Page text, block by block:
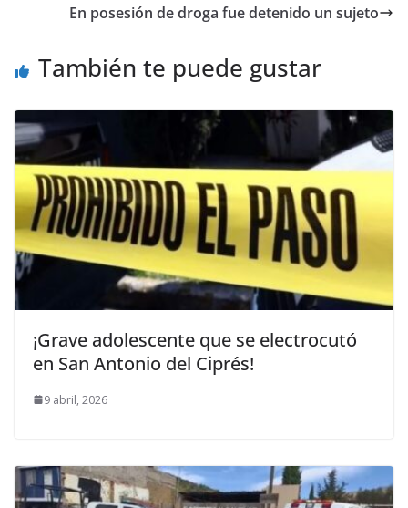
En posesión de droga fue detenido un sujeto
También te puede gustar
¡Grave adolescente que se electrocutó
en San Antonio del Ciprés!
9 abril, 2026